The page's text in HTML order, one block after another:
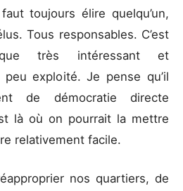
toujours élire quelqu’un,
Tous responsables. C’est
très intéressant et
peu exploité. Je pense qu’il
de démocratie directe
là où on pourrait la mettre
relativement facile.
nos quartiers, de